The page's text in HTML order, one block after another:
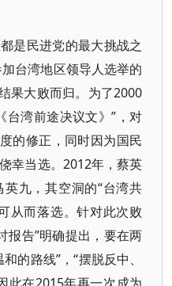
是民进党的最大挑战之
台湾地区领导人选举的
果大败而归。为了2000
台湾前途决议文》”，对
的修正，同时因为国民
幸当选。2012年，蔡英
九，其空洞的“台湾共
从而落选。针对此次败
报告”明确提出，要在两
的路线”，“摆脱反中、